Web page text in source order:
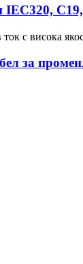
за